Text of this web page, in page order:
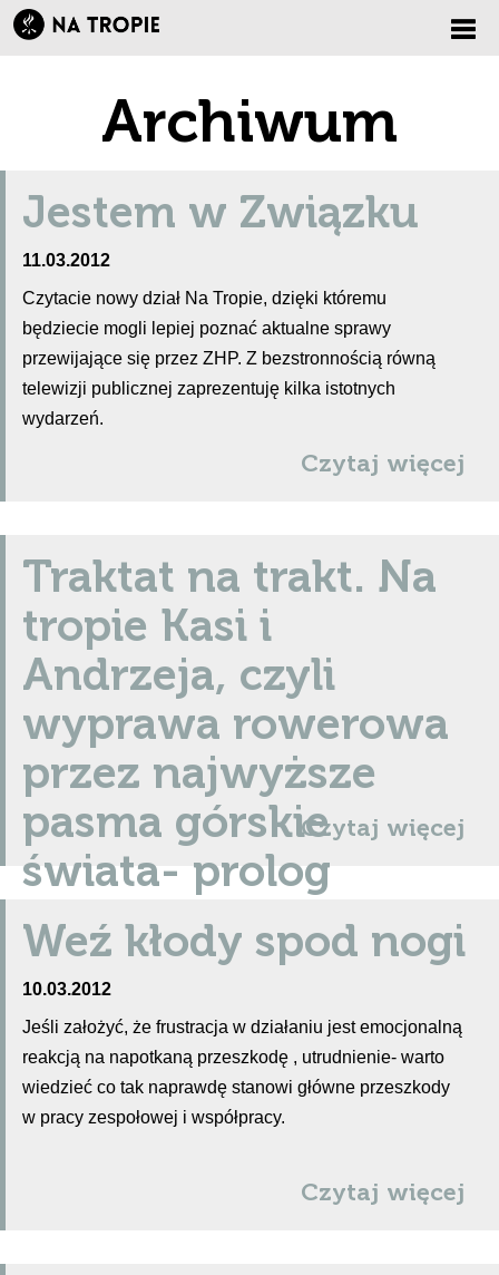
Archiwum
Jestem w Związku
11.03.2012
Czytacie nowy dział Na Tropie, dzięki któremu
będziecie mogli lepiej poznać aktualne sprawy
przewijające się przez ZHP. Z bezstronnością równą
telewizji publicznej zaprezentuję kilka istotnych
wydarzeń.
Czytaj więcej
Traktat na trakt. Na
tropie Kasi i
Andrzeja, czyli
wyprawa rowerowa
przez najwyższe
pasma górskie
świata- prolog
Wiemy dużo. Co wziąć, jak przygotować siebie i sprzęt,
czego unikać i czego się bać; trasa zarysowana jest
bardzo precyzyjnie; wiemy co będziemy jeść, gdzie
spać. Nie wiemy tylko wciąż jednego: PO CO?
Czytaj więcej
Weź kłody spod nogi
10.03.2012
Jeśli założyć, że frustracja w działaniu jest emocjonalną
reakcją na napotkaną przeszkodę , utrudnienie- warto
wiedzieć co tak naprawdę stanowi główne przeszkody
w pracy zespołowej i współpracy.
Czytaj więcej